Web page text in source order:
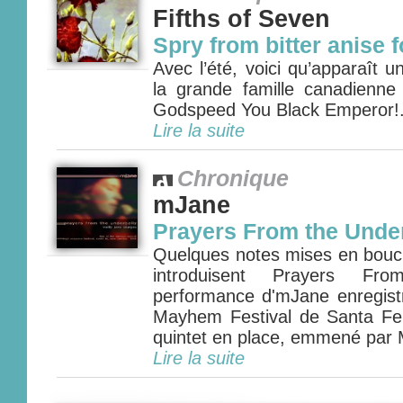
Fifths of Seven
Spry from bitter anise
Avec l’été, voici qu’apparaît
la grande famille
Godspeed You Black
Lire la suite
Chronique
mJane
Prayers From the
Quelques notes mises en
introduisent Prayers
performance d'mJane
Mayhem Festival de Santa
quintet en place, emmené par
Lire la suite